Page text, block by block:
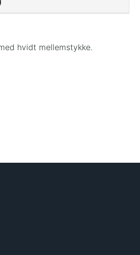
hvidt mellemstykke.